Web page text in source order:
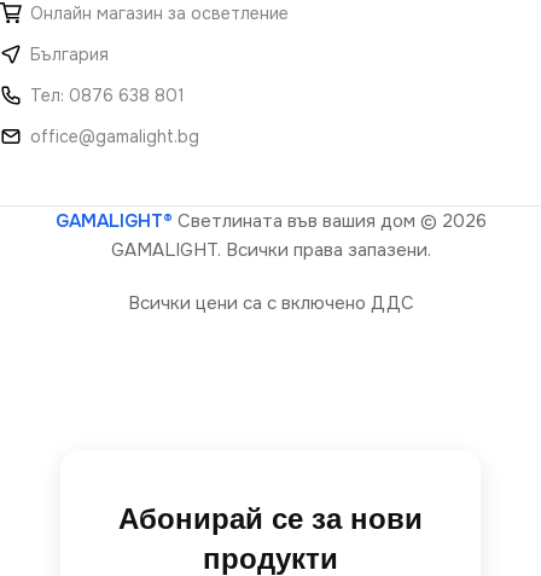
Онлайн магазин за осветление
България
Тел: 0876 638 801
office@gamalight.bg
GAMALIGHT® Светлината във вашия дом © 2026
GAMALIGHT. Всички права запазени.
Всички цени са с включено ДДС
Абонирай се за нови
продукти